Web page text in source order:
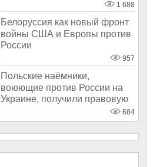
1 688
Белоруссия как новый фронт
войны США и Европы против
России
957
Польские наёмники,
воюющие против России на
Украине, получили правовую
684